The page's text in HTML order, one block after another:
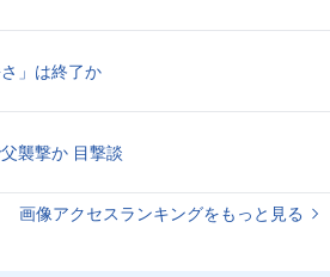
」は終了か
襲撃か 目撃談
画像アクセスランキングをもっと見る